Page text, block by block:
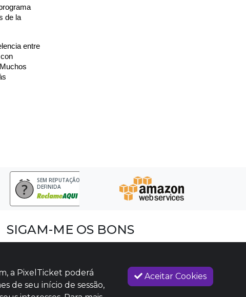
de la
entre
SEM REPUTAÇÃO
DEFINIDA
SIGAM-ME OS BONS
Vimeo
a PixelTicket poderá
de seu início de sessão,
Aceitar Cookies